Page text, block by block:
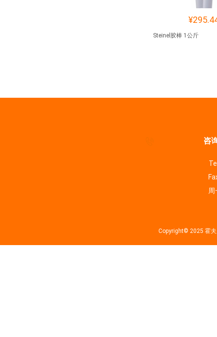
Steinel胶棒 1公斤
咨
Copyright© 2025 霍